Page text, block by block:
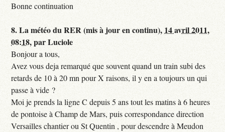
Bonne continuation
8.La météo du RER (mis à jour en continu), 14 avril 2011,
08:18,parLuciole
Bonjour a tous,
Avez vous deja remarqué que souvent quand un train subi des
retards de 10 à 20 mn pour X raisons, il y en a toujours un qui
passe à vide ?
Moi je prends la ligne C depuis 5 ans tout les matins à 6 heures
de pontoise à Champ de Mars, puis correspondance direction
Versailles chantier ou St Quentin , pour descendre à Meudon